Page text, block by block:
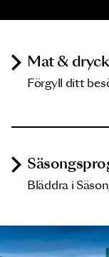
Mat & dryck
Förgyll ditt
Bläddra i